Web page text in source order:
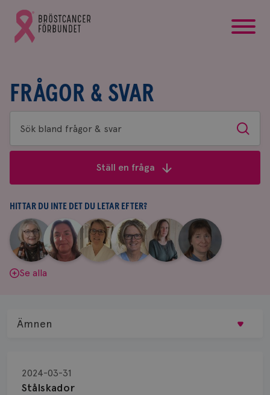
Gå
till
Bröstcancerförbundets
FRÅGOR & SVAR
Sök
bland
&
svar
Sök
Ställ en fråga
HITTAR DU INTE DET DU LETAR EFTER?
Aina
Johnsson
|
Anne
Andersson
Fredrika
Killander
|
Jeanette
Bäcklund
|
Maria
Edegran
|
Yvette
Andersson
Se alla
Stålskador
2024-03-31
Ämnen
Biopsi